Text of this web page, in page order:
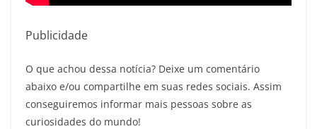
Publicidade
O que achou dessa notícia? Deixe um comentário
abaixo e/ou compartilhe em suas redes sociais. Assim
conseguiremos informar mais pessoas sobre as
curiosidades do mundo!